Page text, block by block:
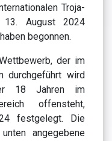
Troja-
August 2024
begonnen.
der im
durchgeführt wird
18 Jahren im
offensteht,
festgelegt. Die
angegebene